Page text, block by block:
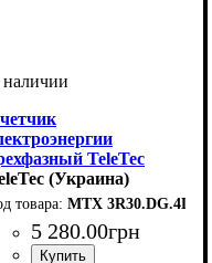
TeleTec
3R30.DG.4L3-LD4
(Украина)
MTX 3R30.DG.4L3-
5 280.00грн